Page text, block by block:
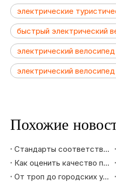
электрические
быстрый электрический
электрический
электрический
Похожие
Стандарты соответствия ЕС и США для импортеров электронных велосипедов: EN15194, CE, UL, Руководство CPSC.
Как оценить качество производства электровелосипедов: техническое руководство для B2B-покупателя
От троп до городских улиц: как выбрать горный велосипед, который действительно вам подходит